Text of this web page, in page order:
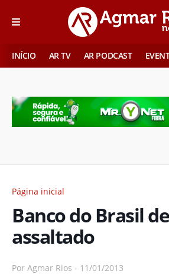
INÍCIO AR TV AR PODCAST
Página inicial
Banco do Brasil
assaltado
Por Agmar Rios - 11/01/2013